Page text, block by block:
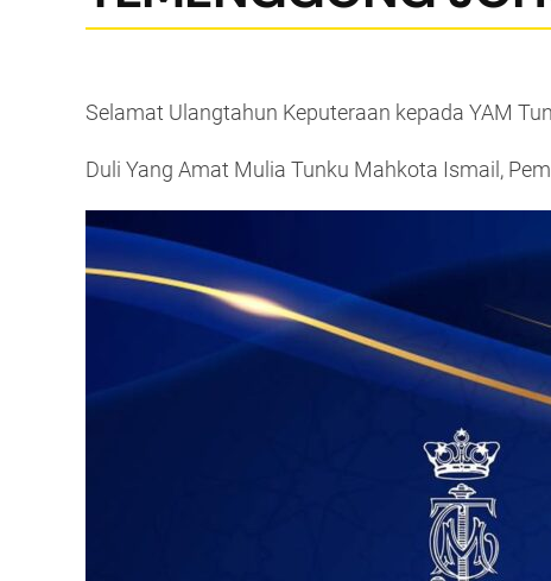
Selamat Ulangtahun Keputeraan kepada YAM
Duli Yang Amat Mulia Tunku Mahkota Ismail,